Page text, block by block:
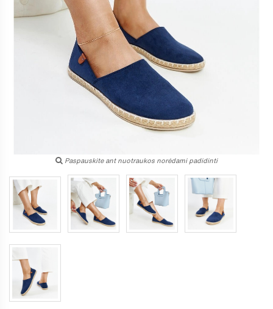
Paspauskite ant nuotraukos norėdami padidinti